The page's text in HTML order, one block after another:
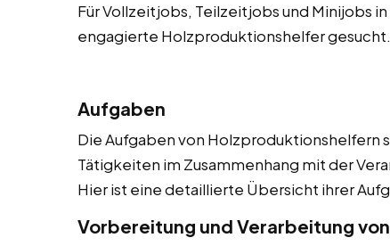
Für Vollzeitjobs, Teilzeitjobs und Minijobs
engagierte Holzproduktionshelfer gesucht.
Aufgaben
Die Aufgaben von Holzproduktionshelfern
Tätigkeiten im Zusammenhang mit der
Hier ist eine detaillierte Übersicht ihrer
Vorbereitung und Verarbeitung